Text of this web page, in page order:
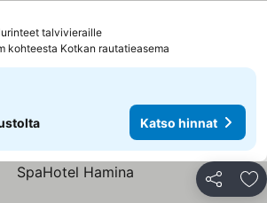
talvivieraille
kohteesta Kotkan rautatieasema
Katso hinnat
Jaa